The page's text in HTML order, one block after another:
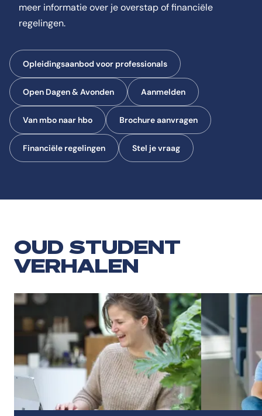
meer informatie over je overstap of financiële
regelingen.
Opleidingsaanbod voor professionals
Open Dagen & Avonden Aanmelden
Van mbo naar hbo Brochure aanvragen
Financiële regelingen Stel je vraag
OUD STUDENT
VERHALEN